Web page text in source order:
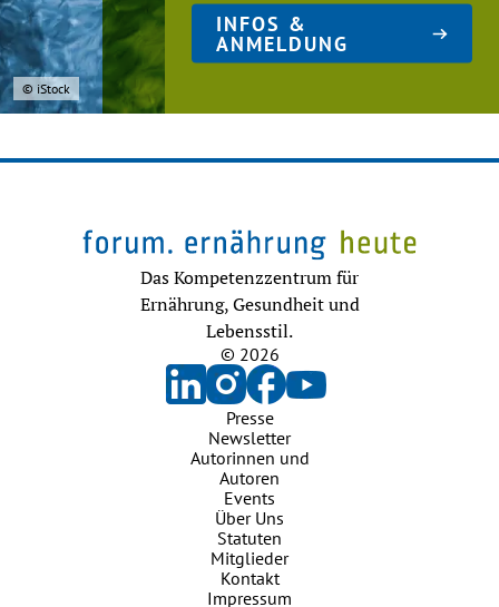
INFOS &
ANMELDUNG
© iStock
Das Kompetenzzentrum für
Ernährung, Gesundheit und
Lebensstil.
© 2026
Presse
Newsletter
Autorinnen und
Autoren
Events
Über Uns
Statuten
Mitglieder
Kontakt
Impressum